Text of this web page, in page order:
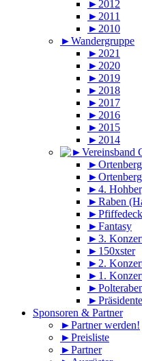
►2012
►2011
►2010
►Wandergruppe
►2021
►2020
►2019
►2018
►2017
►2016
►2015
►2014
►4.
►Raben
►Fantasy
►3.
►150xster
►2.
►1.
Sponsoren & Partner
►Partner werden!
►Preisliste
►Partner